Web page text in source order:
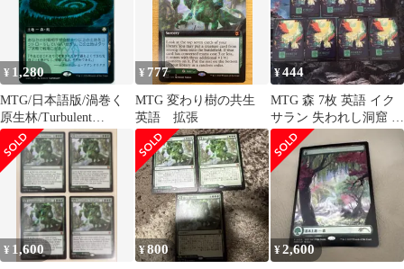
¥ 1,280
MTG/日本語版/渦巻く
原生林/Turbulent
Wilderness/拡張/ストリ
クスヘイヴンの秘
密/SOC 0107
¥ 777
MTG 変わり樹の共生
英語 拡張
¥444
MTG 森 7枚 英語 イク
サラン 失われし洞窟 基
本土地
¥ 1,600 ¥800 ¥2,600